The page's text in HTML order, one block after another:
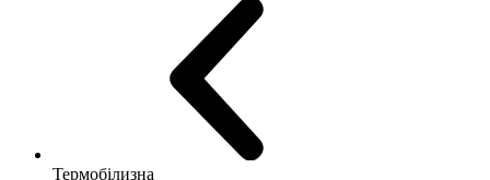
Термобілизна